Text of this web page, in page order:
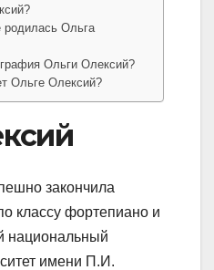
родилась Ольга
Ольги Олексий?
Ольге Олексий?
закончила
классу фортепиано и
национальный
имени П.И.